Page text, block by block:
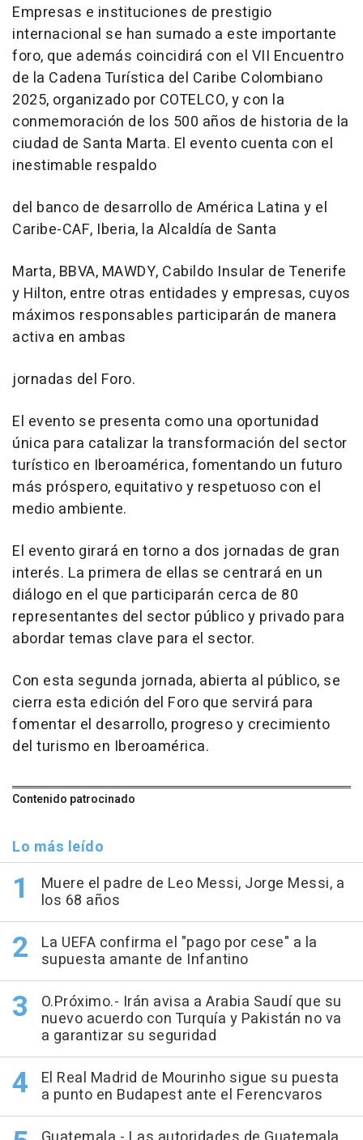
Empresas e instituciones de prestigio
internacional se han sumado a este importante
foro, que además coincidirá con el VII Encuentro
de la Cadena Turística del Caribe Colombiano
2025, organizado por COTELCO, y con la
conmemoración de los 500 años de historia de la
ciudad de Santa Marta. El evento cuenta con el
inestimable respaldo
del banco de desarrollo de América Latina y el
Caribe-CAF, Iberia, la Alcaldía de Santa
Marta, BBVA, MAWDY, Cabildo Insular de Tenerife
y Hilton, entre otras entidades y empresas, cuyos
máximos responsables participarán de manera
activa en ambas
jornadas del Foro.
El evento se presenta como una oportunidad
única para catalizar la transformación del sector
turístico en Iberoamérica, fomentando un futuro
más próspero, equitativo y respetuoso con el
medio ambiente.
El evento girará en torno a dos jornadas de gran
interés. La primera de ellas se centrará en un
diálogo en el que participarán cerca de 80
representantes del sector público y privado para
abordar temas clave para el sector.
Con esta segunda jornada, abierta al público, se
cierra esta edición del Foro que servirá para
fomentar el desarrollo, progreso y crecimiento
del turismo en Iberoamérica.
Contenido patrocinado
Lo más leído
Muere el padre de Leo Messi, Jorge Messi, a
los 68 años
La UEFA confirma el "pago por cese" a la
supuesta amante de Infantino
O.Próximo.- Irán avisa a Arabia Saudí que su
nuevo acuerdo con Turquía y Pakistán no va
a garantizar su seguridad
El Real Madrid de Mourinho sigue su puesta
a punto en Budapest ante el Ferencvaros